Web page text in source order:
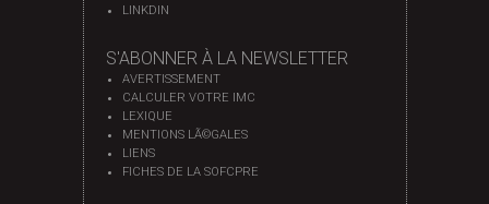
LINKDIN
S'ABONNER À LA NEWSLETTER
AVERTISSEMENT
CALCULER VOTRE IMC
LEXIQUE
MENTIONS LÃ©GALES
LIENS
FICHES DE LA SOFCPRE